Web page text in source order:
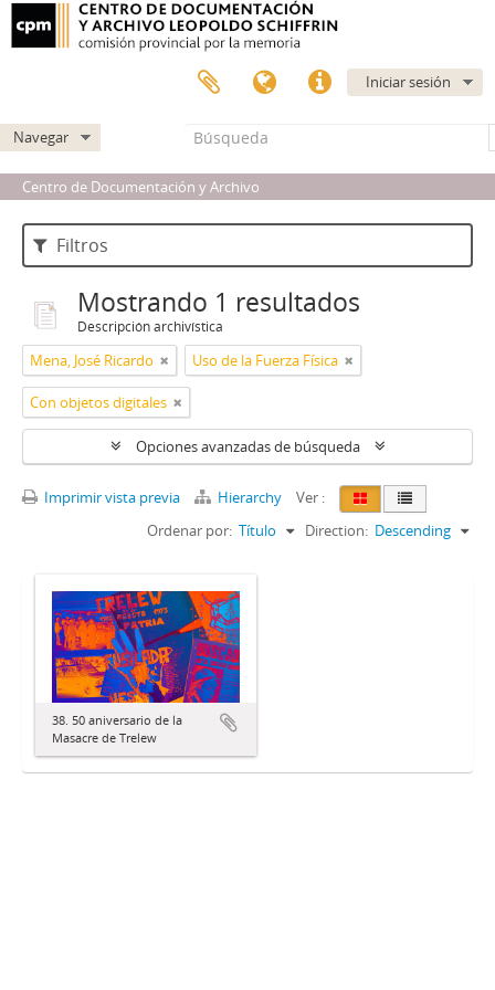
Iniciar sesión
Navegar
Centro de Documentación y Archivo
Filtros
Mostrando 1 resultados
Descripción archivística
Mena, José Ricardo Uso de la Fuerza Física
Con objetos digitales
Opciones avanzadas de búsqueda
Imprimir vista previa Hierarchy
Ver :
Ordenar por: Título Direction: Descending
38. 50 aniversario de la
Masacre de Trelew